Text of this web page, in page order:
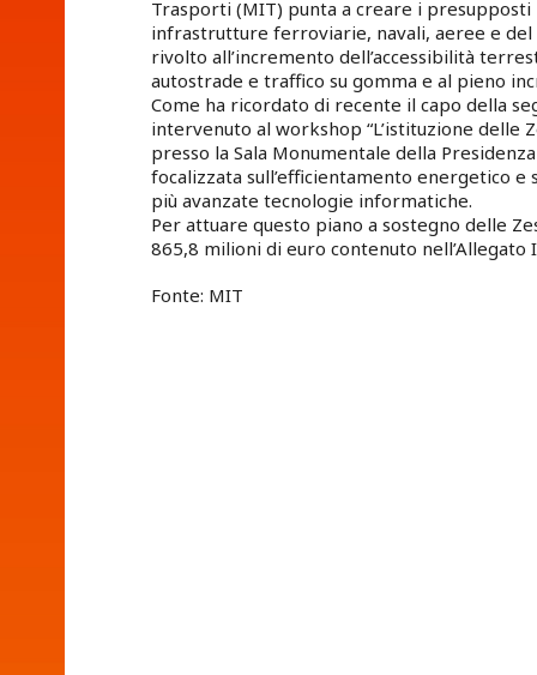
Trasporti (MIT) punta a creare i
infrastrutture ferroviarie, navali, aeree e
rivolto all’incremento dell’accessibilità
autostrade e traffico su gomma e al pieno
Come ha ricordato di recente il capo della
intervenuto al workshop “L’istituzione delle
presso la Sala Monumentale della
focalizzata sull’efficientamento energetico
più avanzate tecnologie informatiche.
Per attuare questo piano a sostegno delle
865,8 milioni di euro contenuto
Fonte: MIT